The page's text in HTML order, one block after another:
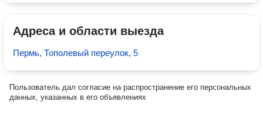
Адреса и области выезда
Пермь, Тополевый переулок, 5
Пользователь дал согласие на распространение его персональных
данных, указанных в его объявлениях